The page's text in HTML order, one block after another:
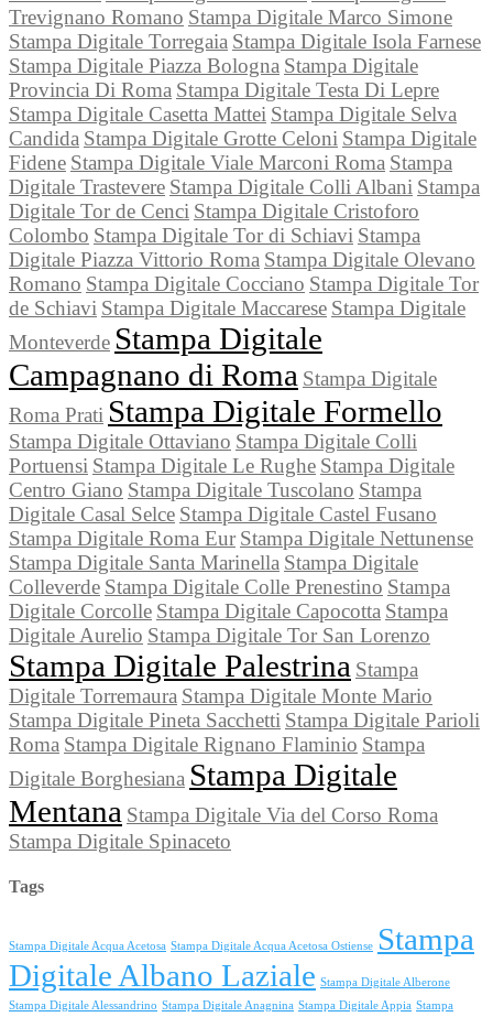
Trevignano Romano Stampa Digitale Marco Simone
Stampa Digitale Torregaia Stampa Digitale Isola Farnese
Stampa Digitale Piazza Bologna Stampa Digitale
Provincia Di Roma Stampa Digitale Testa Di Lepre
Stampa Digitale Casetta Mattei Stampa Digitale Selva
Candida Stampa Digitale Grotte Celoni Stampa Digitale
Fidene Stampa Digitale Viale Marconi Roma Stampa
Digitale Trastevere Stampa Digitale Colli Albani Stampa
Digitale Tor de Cenci Stampa Digitale Cristoforo
Colombo Stampa Digitale Tor di Schiavi Stampa
Digitale Piazza Vittorio Roma Stampa Digitale Olevano
Romano Stampa Digitale Cocciano Stampa Digitale Tor
de Schiavi Stampa Digitale Maccarese Stampa Digitale
Monteverde Stampa Digitale
Campagnano di Roma Stampa Digitale
Roma Prati Stampa Digitale Formello
Stampa Digitale Ottaviano Stampa Digitale Colli
Portuensi Stampa Digitale Le Rughe Stampa Digitale
Centro Giano Stampa Digitale Tuscolano Stampa
Digitale Casal Selce Stampa Digitale Castel Fusano
Stampa Digitale Roma Eur Stampa Digitale Nettunense
Stampa Digitale Santa Marinella Stampa Digitale
Colleverde Stampa Digitale Colle Prenestino Stampa
Digitale Corcolle Stampa Digitale Capocotta Stampa
Digitale Aurelio Stampa Digitale Tor San Lorenzo
Stampa Digitale Palestrina Stampa
Digitale Torremaura Stampa Digitale Monte Mario
Stampa Digitale Pineta Sacchetti Stampa Digitale Parioli
Roma Stampa Digitale Rignano Flaminio Stampa
Digitale Borghesiana Stampa Digitale
Mentana Stampa Digitale Via del Corso Roma
Stampa Digitale Spinaceto
Tags
Stampa Digitale Acqua Acetosa Stampa Digitale Acqua Acetosa Ostiense Stampa
Digitale Albano Laziale Stampa Digitale Alberone
Stampa Digitale Alessandrino Stampa Digitale Anagnina Stampa Digitale Appia Stampa